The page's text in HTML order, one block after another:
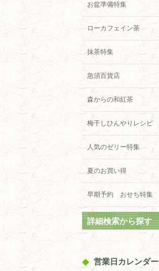
お盆準備特集
ローカフェイン茶
抹茶特集
急須百貨店
森からの和紅茶
梅干しひんやりレシピ
人気のゼリー特集
夏のお買い得
早期予約 おせち特集
詳細検索から探す
営業日カレンダー